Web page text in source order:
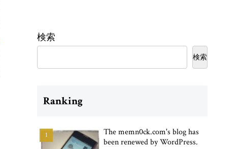
検索
検索
Ranking
The memn0ck.com's blog has
been renewed by WordPress.